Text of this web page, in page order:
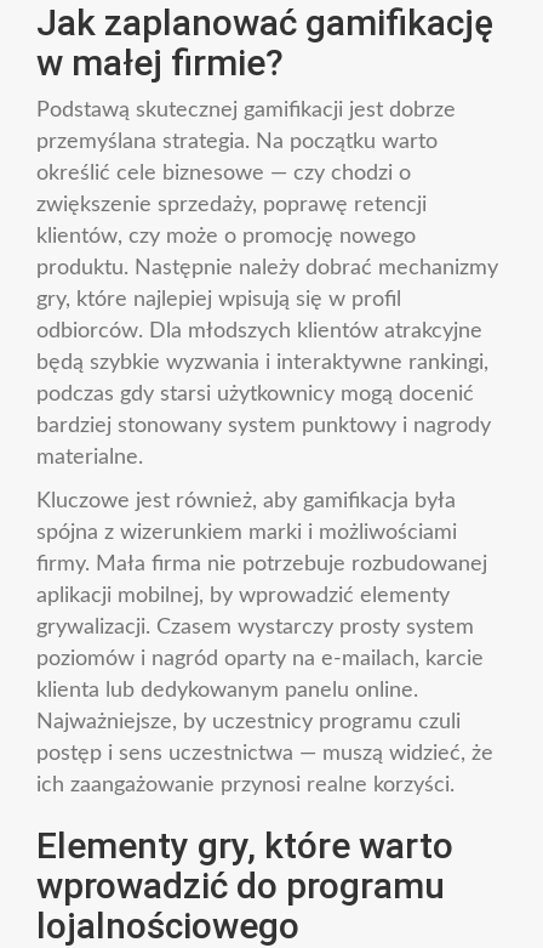
Jak zaplanować gamifikację
w małej firmie?
Podstawą skutecznej gamifikacji jest dobrze
przemyślana strategia. Na początku warto
określić cele biznesowe — czy chodzi o
zwiększenie sprzedaży, poprawę retencji
klientów, czy może o promocję nowego
produktu. Następnie należy dobrać mechanizmy
gry, które najlepiej wpisują się w profil
odbiorców. Dla młodszych klientów atrakcyjne
będą szybkie wyzwania i interaktywne rankingi,
podczas gdy starsi użytkownicy mogą docenić
bardziej stonowany system punktowy i nagrody
materialne.
Kluczowe jest również, aby gamifikacja była
spójna z wizerunkiem marki i możliwościami
firmy. Mała firma nie potrzebuje rozbudowanej
aplikacji mobilnej, by wprowadzić elementy
grywalizacji. Czasem wystarczy prosty system
poziomów i nagród oparty na e-mailach, karcie
klienta lub dedykowanym panelu online.
Najważniejsze, by uczestnicy programu czuli
postęp i sens uczestnictwa — muszą widzieć, że
ich zaangażowanie przynosi realne korzyści.
Elementy gry, które warto
wprowadzić do programu
lojalnościowego